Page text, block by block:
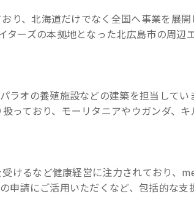
り、北海道だけでなく全国へ事業を展開
ーズの本拠地となった北広島市の周辺
ラオの養殖施設などの建築を担当してい
っており、モーリタニアやウガンダ、
けるなど健康経営に注力されており、
申請にご活用いただくなど、包括的な支